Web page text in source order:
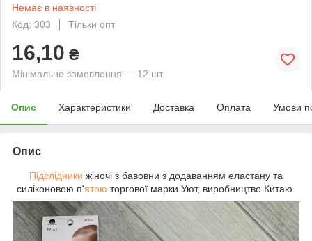
Немає в наявності
Код: 303
Тільки опт
16,10 ₴
Мінімальне замовлення — 12 шт.
Опис Характеристики Доставка Оплата Умови
Опис
Підслідники жіночі з бавовни з додаванням еластану та
силіконовою п'ятою торгової марки Уют, виробництво Китаю.